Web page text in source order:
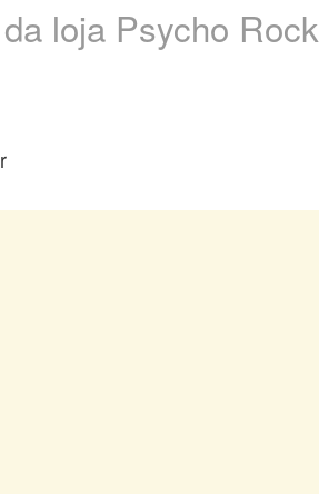
loja Psycho Rock